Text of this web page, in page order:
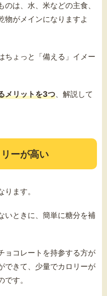
は、水、米などの主食、
物がメインになりますよ
ちょっと「備える」イメー
メリットを3つ、解説して
ーが高い
ます。
いときに、簡単に糖分を補
ョコレートを持参する方が
できて、少量でカロリーが
す。